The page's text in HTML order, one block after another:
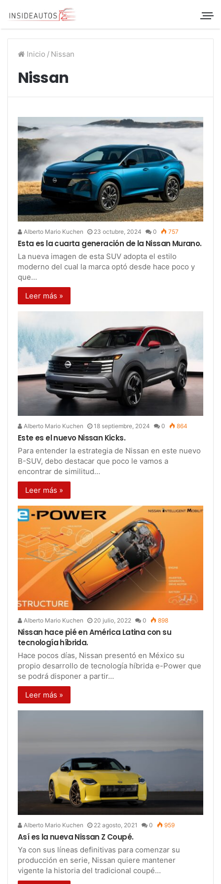
Inicio / Nissan
Nissan
Alberto Mario Kuchen 23 octubre, 2024 0 757
Esta es la cuarta generación de la Nissan Murano.
La nueva imagen de esta SUV adopta el estilo
moderno del cual la marca optó desde hace poco y
que…
Leer más »
Alberto Mario Kuchen 18 septiembre, 2024 0 864
Este es el nuevo Nissan Kicks.
Para entender la estrategia de Nissan en este nuevo
B-SUV, debo destacar que poco le vamos a
encontrar de similitud…
Leer más »
Alberto Mario Kuchen 20 julio, 2022 0 898
Nissan hace pié en América Latina con su
tecnología híbrida.
Hace pocos días, Nissan presentó en México su
propio desarrollo de tecnología híbrida e-Power que
se podrá disponer a partir…
Leer más »
Alberto Mario Kuchen 22 agosto, 2021 0 959
Así es la nueva Nissan Z Coupé.
Ya con sus líneas definitivas para comenzar su
producción en serie, Nissan quiere mantener
vigente la historia del tradicional coupé…